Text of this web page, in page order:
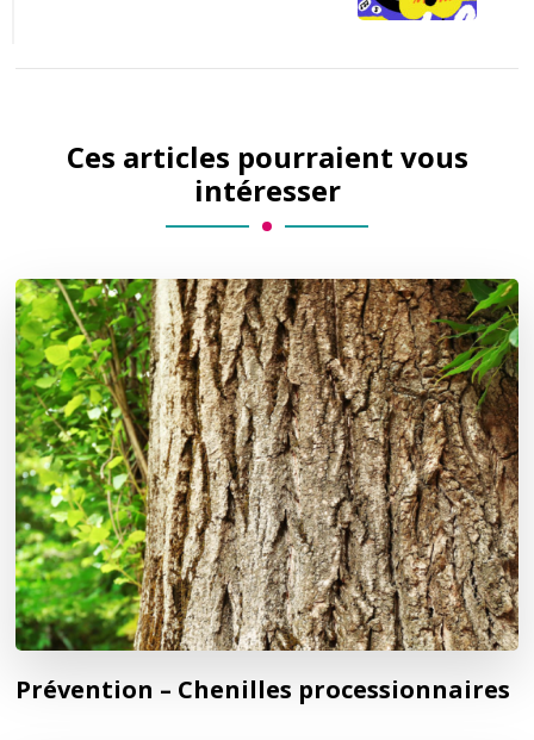
Ces articles pourraient vous
intéresser
Prévention – Chenilles processionnaires